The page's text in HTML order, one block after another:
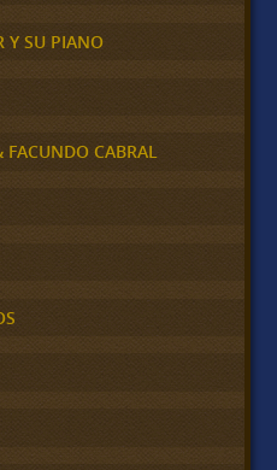
Y SU PIANO
FACUNDO CABRAL